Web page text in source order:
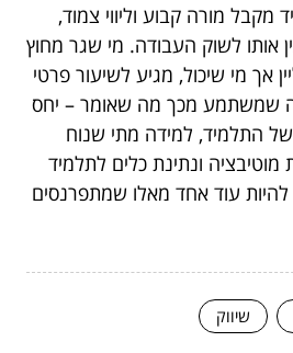
מקבל מורה קבוע וליווי צמוד,
אותו לשוק העבודה. מי שגר מחוץ
אך מי שיכול, מגיע לשיעור פרטי
שמשתמע מכך מה שאומר – יחס
התלמיד, למידה מתי שנוח
ונתינת כלים לתלמיד
להיות עוד אחד מאלו שמתפרנסים
שיווק